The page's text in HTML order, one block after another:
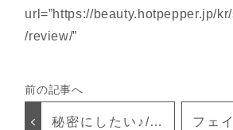
url=”https://beauty.hotpepper.jp/
/review/”
秘密にしたい♪/可
フェ